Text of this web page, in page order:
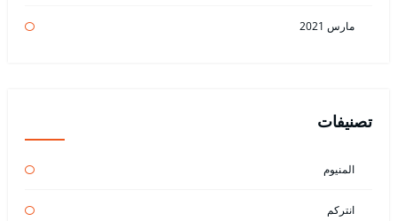
مارس 2021
تصنيفات
المنيوم
انتركم